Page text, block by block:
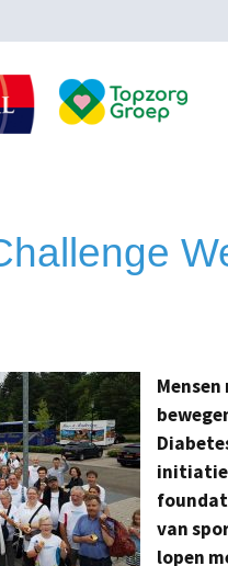
initiatief
van
lopen